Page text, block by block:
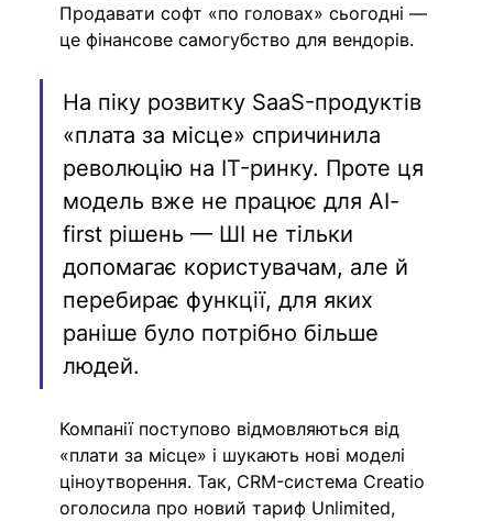
Продавати софт «по головах» сьогодні —
це фінансове самогубство для вендорів.
На піку розвитку SaaS-продуктів
«плата за місце» спричинила
революцію на IT-ринку. Проте ця
модель вже не працює для AI-
first рішень — ШІ не тільки
допомагає користувачам, але й
перебирає функції, для яких
раніше було потрібно більше
людей.
Компанії поступово відмовляються від
«плати за місце» і шукають нові моделі
ціноутворення. Так, CRM-система Creatio
оголосила про новий тариф Unlimited,